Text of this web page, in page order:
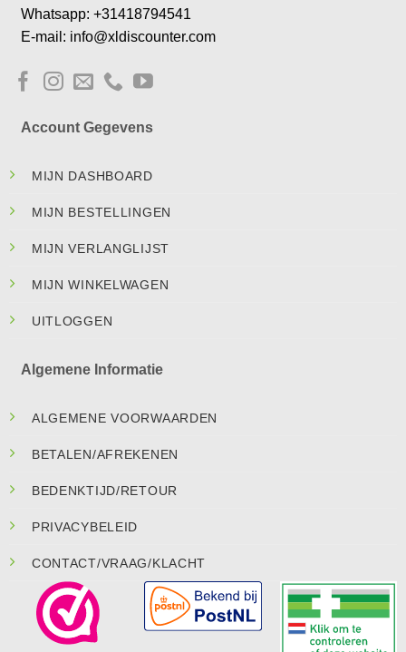
Whatsapp: +31418794541
E-mail: info@xldiscounter.com
Account Gegevens
MIJN DASHBOARD
MIJN BESTELLINGEN
MIJN VERLANGLIJST
MIJN WINKELWAGEN
UITLOGGEN
Algemene Informatie
ALGEMENE VOORWAARDEN
BETALEN/AFREKENEN
BEDENKTIJD/RETOUR
PRIVACYBELEID
CONTACT/VRAAG/KLACHT